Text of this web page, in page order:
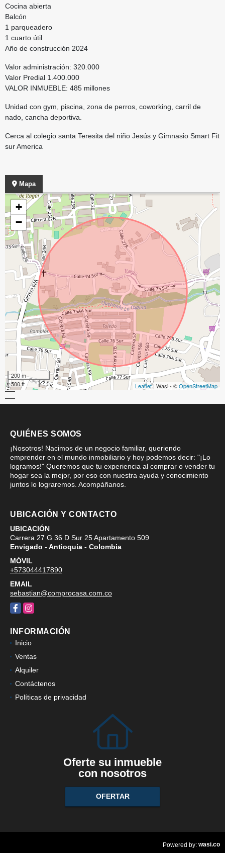
Cocina abierta
Balcón
1 parqueadero
1 cuarto útil
Año de construcción 2024
Valor administración: 320.000
Valor Predial 1.400.000
VALOR INMUEBLE: 485 millones
Unidad con gym, piscina, zona de perros, coworking, carril de
nado, cancha deportiva.
Cerca al colegio santa Teresita del niño Jesús y Gimnasio Smart Fit
sur America
Mapa
+
−
200 m
500 ft
Leaflet| Wasi - ©OpenStreetMap
QUIÉNES SOMOS
¡Nosotros! Nacimos de un negocio familiar, queriendo
emprender en el mundo inmobiliario y hoy podemos decir: "¡Lo
logramos!" Queremos que tu experiencia al comprar o vender tu
hogar sea la mejor, por eso con nuestra ayuda y conocimiento
juntos lo lograremos. Acompáñanos.
UBICACIÓN Y CONTACTO
UBICACIÓN
Carrera 27 G 36 D Sur 25 Apartamento 509
Envigado - Antioquia - Colombia
MÓVIL
+573044417890
EMAIL
sebastian@comprocasa.com.co
INFORMACIÓN
Inicio
Ventas
Alquiler
Contáctenos
Oferte su inmueble
con nosotros
OFERTAR